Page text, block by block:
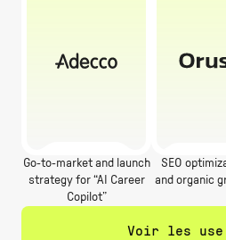
Go-to-market and launch
strategy for “AI Career
Copilot”
SEO
and organic
Voir les use